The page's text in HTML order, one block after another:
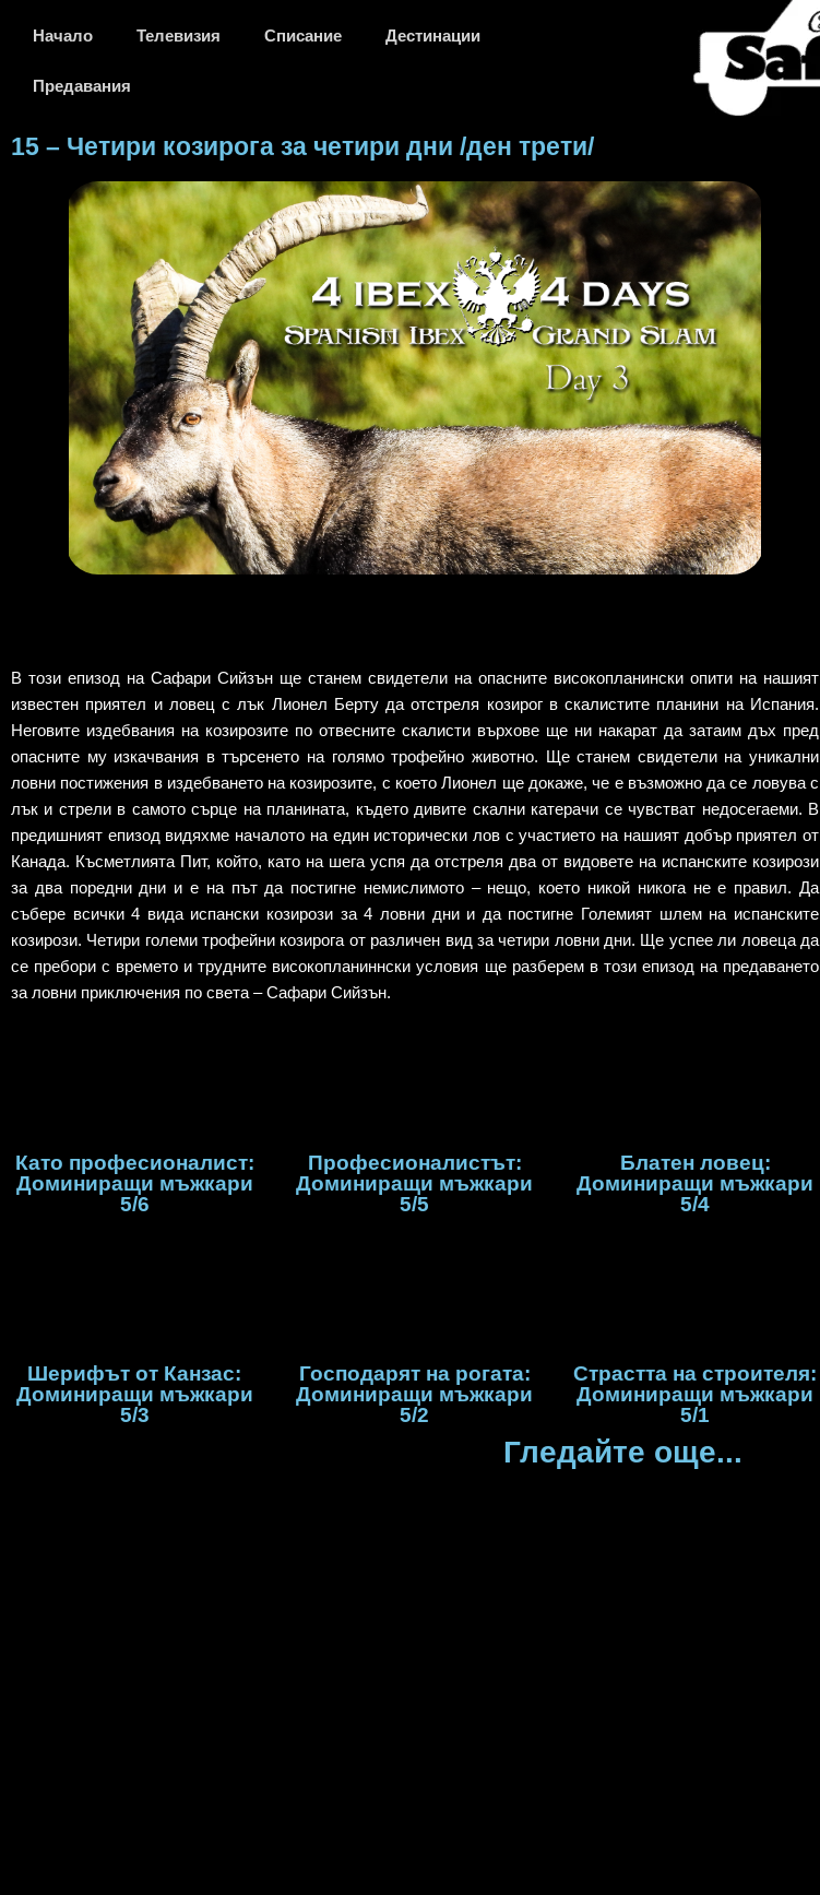
Начало Телевизия Списание Дестинации
Предавания
15 – Четири козирога за четири дни /ден трети/
В този епизод на Сафари Сийзън ще станем свидетели на опасните високопланински опити на нашият
известен приятел и ловец с лък Лионел Берту да отстреля козирог в скалистите планини на Испания.
Неговите издебвания на козирозите по отвесните скалисти върхове ще ни накарат да затаим дъх пред
опасните му изкачвания в търсенето на голямо трофейно животно. Ще станем свидетели на уникални
ловни постижения в издебването на козирозите, с което Лионел ще докаже, че е възможно да се ловува с
лък и стрели в самото сърце на планината, където дивите скални катерачи се чувстват недосегаеми. В
предишният епизод видяхме началото на един исторически лов с участието на нашият добър приятел от
Канада. Късметлията Пит, който, като на шега успя да отстреля два от видовете на испанските козирози
за два поредни дни и е на път да постигне немислимото – нещо, което никой никога не е правил. Да
събере всички 4 вида испански козирози за 4 ловни дни и да постигне Големият шлем на испанските
козирози. Четири големи трофейни козирога от различен вид за четири ловни дни. Ще успее ли ловеца да
се пребори с времето и трудните високопланиннски условия ще разберем в този епизод на предаването
за ловни приключения по света – Сафари Сийзън.
Като професионалист:
Доминиращи мъжкари
5/6
Професионалистът:
Доминиращи мъжкари
5/5
Блатен ловец:
Доминиращи мъжкари
5/4
Шерифът от Канзас:
Доминиращи мъжкари
5/3
Господарят на рогата:
Доминиращи мъжкари
5/2
Страстта на строителя:
Доминиращи мъжкари
5/1
Гледайте още...